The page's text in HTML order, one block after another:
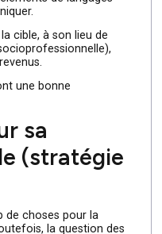
sur la cible
également qu’elle se
En effet, il est difficile
éléments de langages
la cible, à son lieu de
socioprofessionnelle),
une bonne